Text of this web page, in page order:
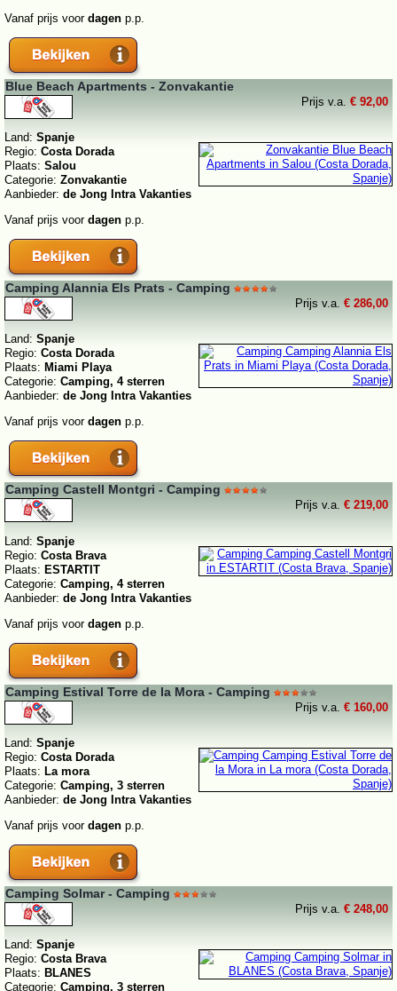
Vanaf prijs voor dagen p.p.
Blue Beach Apartments - Zonvakantie
Prijs v.a. € 92,00
Land: Spanje
Regio: Costa Dorada
Plaats: Salou
Categorie: Zonvakantie
Aanbieder: de Jong Intra Vakanties
Vanaf prijs voor dagen p.p.
Camping Alannia Els Prats - Camping
Prijs v.a. € 286,00
Land: Spanje
Regio: Costa Dorada
Plaats: Miami Playa
Categorie: Camping, 4 sterren
Aanbieder: de Jong Intra Vakanties
Vanaf prijs voor dagen p.p.
Camping Castell Montgri - Camping
Prijs v.a. € 219,00
Land: Spanje
Regio: Costa Brava
Plaats: ESTARTIT
Categorie: Camping, 4 sterren
Aanbieder: de Jong Intra Vakanties
Vanaf prijs voor dagen p.p.
Camping Estival Torre de la Mora - Camping
Prijs v.a. € 160,00
Land: Spanje
Regio: Costa Dorada
Plaats: La mora
Categorie: Camping, 3 sterren
Aanbieder: de Jong Intra Vakanties
Vanaf prijs voor dagen p.p.
Camping Solmar - Camping
Prijs v.a. € 248,00
Land: Spanje
Regio: Costa Brava
Plaats: BLANES
Categorie: Camping, 3 sterren